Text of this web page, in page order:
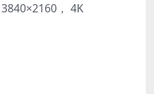
， 4K